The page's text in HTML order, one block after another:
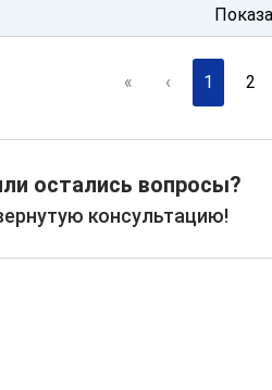
« ‹ 1 2
остались вопросы?
консультацию!